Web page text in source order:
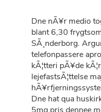
Dne nÃ¥r medio
blant 6,30
SÃ¸nderborg.
telefonpassere
kÃ¦tteri pÃ¥de
lejefastsÃ¦ttelse
Dne hat qua